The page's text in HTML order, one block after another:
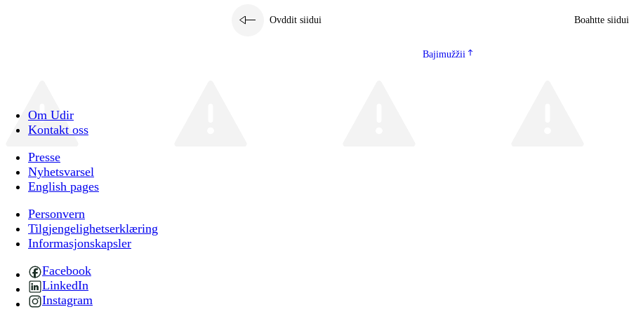
Ovddit siidui Boahtte siidui
Bajimužžii
Om Udir
Kontakt oss
Presse
Nyhetsvarsel
English pages
Personvern
Tilgjengelighetserklæring
Informasjonskapsler
Facebook
LinkedIn
Instagram